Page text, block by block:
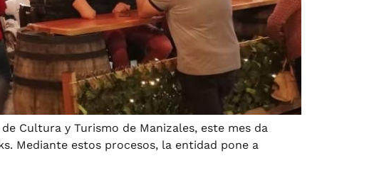
Cultura y Turismo de Manizales, este mes da
Mediante estos procesos, la entidad pone a